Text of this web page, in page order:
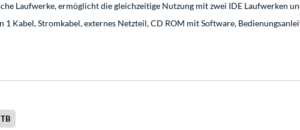
Laufwerke, ermöglicht die gleichzeitige Nutzung mit zwei IDE Laufwerken
1 Kabel, Stromkabel, externes Netzteil, CD ROM mit Software,